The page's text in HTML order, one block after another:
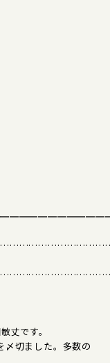
丈です。
〆切ました。多数の